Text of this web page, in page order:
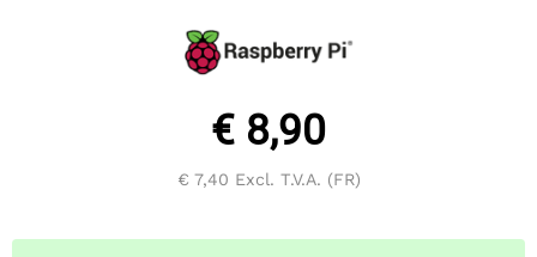
€ 8,90
€ 7,40 Excl. T.V.A. (FR)